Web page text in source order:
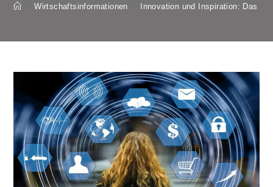
Wirtschaftsinformationen Innovation und Inspiration: Das